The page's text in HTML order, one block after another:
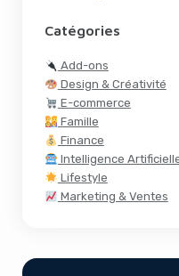
Catégories
Add-ons
Design & Créativité
E-commerce
Famille
Finance
Intelligence
Lifestyle
Marketing & Ventes